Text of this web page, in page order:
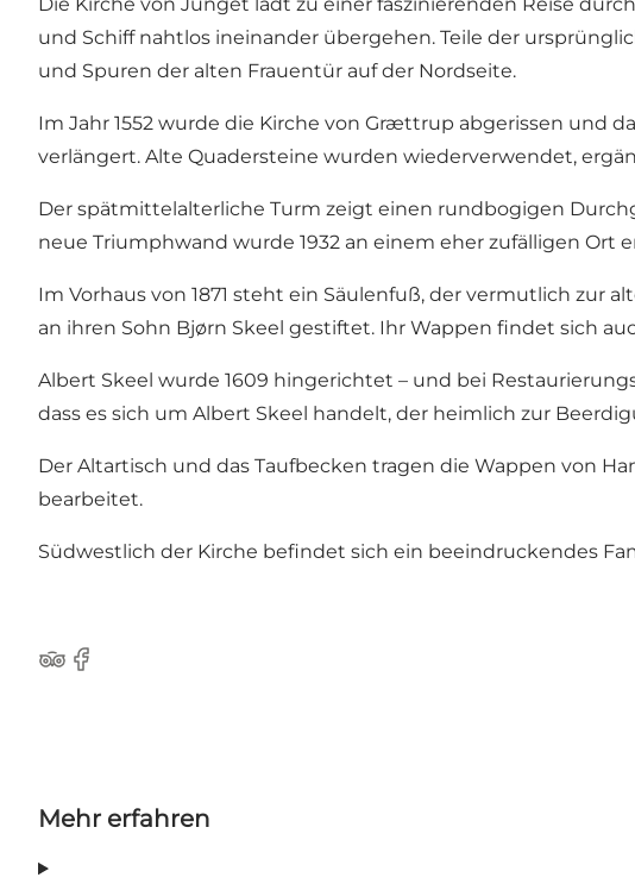
und Schiff nahtlos ineinander übergehen. Teile der
und Spuren der alten Frauentür auf der Nordseite.
Im Jahr 1552 wurde die Kirche von Grættrup abgerissen und
verlängert. Alte Quadersteine wurden wiederverwendet,
Der spätmittelalterliche Turm zeigt einen rundbogigen
neue Triumphwand wurde 1932 an einem eher zufälligen Ort
Im Vorhaus von 1871 steht ein Säulenfuß, der vermutlich zur
an ihren Sohn Bjørn Skeel gestiftet. Ihr Wappen findet sich
Albert Skeel wurde 1609 hingerichtet – und bei
dass es sich um Albert Skeel handelt, der heimlich zur
Der Altartisch und das Taufbecken tragen die Wappen von
bearbeitet.
Südwestlich der Kirche befindet sich ein beeindruckendes
Tripadvisor
Facebook
Mehr erfahren